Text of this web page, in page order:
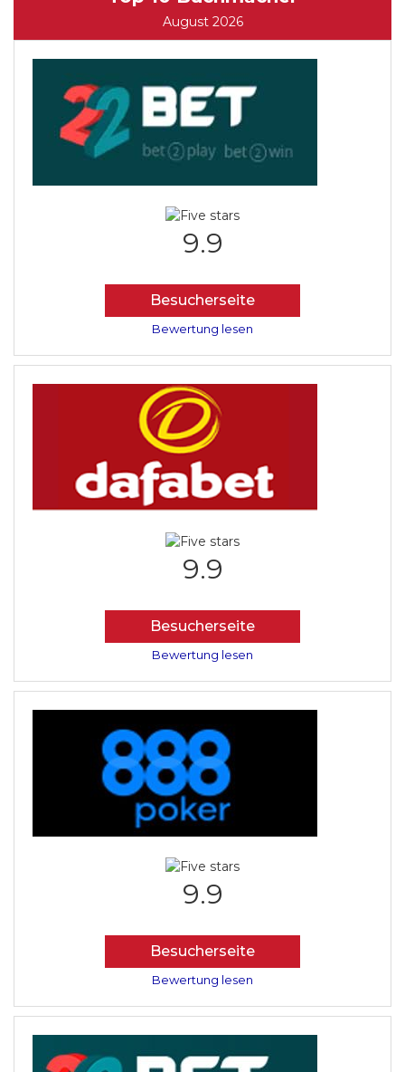
August 2026
9.9
Besucherseite
Bewertung lesen
9.9
Besucherseite
Bewertung lesen
9.9
Besucherseite
Bewertung lesen